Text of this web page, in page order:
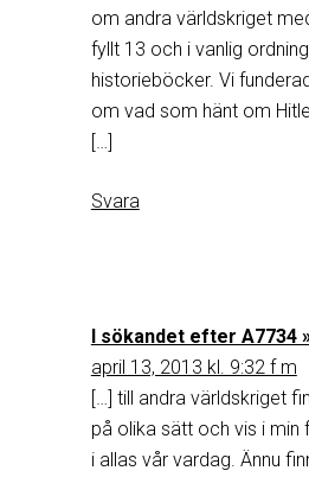
om andra världskriget
fyllt 13 och i vanlig
historieböcker. Vi
om vad som hänt om
[…]
Svara
I sökandet efter A7734
april 13, 2013 kl. 9:32 f m
[…] till andra världskriget
på olika sätt och vis i min
i allas vår vardag. Ännu